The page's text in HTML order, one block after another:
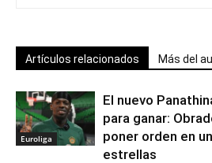
Artículos relacionados Más del
Euroliga
El nuevo
para ganar:
poner orden en
estrellas